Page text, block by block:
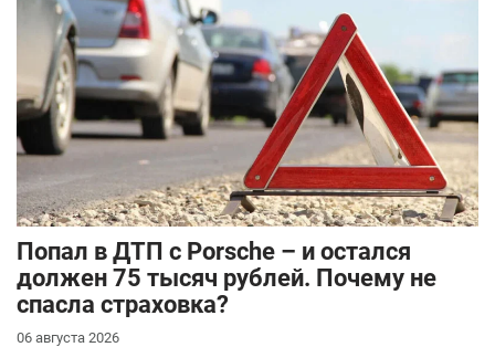
​Попал в ДТП с Porsche – и остался
должен 75 тысяч рублей. Почему не
спасла страховка?
06 августа 2026